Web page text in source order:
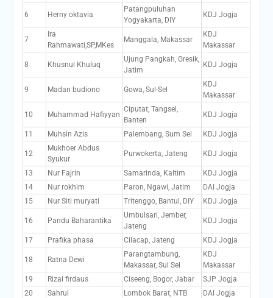
6 Herny oktavia
Patangpuluhan
Yogyakarta, DIY
KDJ Jogja
7
Ira
Rahmawati,SP,MKes
Manggala, Makassar
KDJ
Makassar
8 Khusnul Khuluq
Ujung Pangkah, Gresik,
Jatim
KDJ Jogja
9 Madan budiono Gowa, Sul-Sel
KDJ
Makassar
10 Muhammad Hafiyyan
Ciputat, Tangsel,
Banten
KDJ Jogja
11 Muhsin Azis Palembang, Sum Sel KDJ Jogja
12
Mukhoer Abdus
Syukur
Purwokerta, Jateng KDJ Jogja
13 Nur Fajrin Samarinda, Kaltim
KDJ Jogja
14
Nur rokhim Paron, Ngawi, Jatim
DAI Jogja
15
Nur Siti muryati Tritenggo, Bantul, DIY KDJ Jogja
16 Pandu Baharantika
Umbulsari, Jember,
Jateng
KDJ Jogja
17 Prafika phasa Cilacap, Jateng KDJ Jogja
18 Ratna Dewi
Parangtambung,
Makassar, Sul Sel
KDJ
Makassar
19
Rizal firdaus Ciseeng, Bogor, Jabar
SJP Jogja
20
Sahrul Lombok Barat, NTB DAI Jogja